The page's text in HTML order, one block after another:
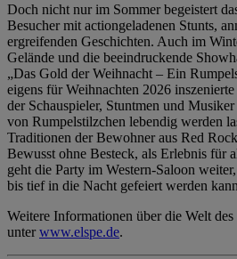
Doch nicht nur im Sommer begeistert
Besucher mit actiongeladenen Stunts,
ergreifenden Geschichten. Auch im
Gelände und die beeindruckende
„Das Gold der Weihnacht – Ein
eigens für Weihnachten 2026
der Schauspieler, Stuntmen und
von Rumpelstilzchen lebendig werden
Traditionen der Bewohner aus Red
Bewusst ohne Besteck, als Erlebnis für
geht die Party im Western-Saloon
bis tief in die Nacht gefeiert werden
Weitere Informationen über die Welt
unterwww.elspe.de.